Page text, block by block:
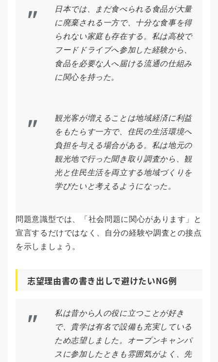
日本では、まだ食べられる食品が大量
に廃棄される一方で、十分な食事を得
られない家庭も存在する。私は高校で
フードドライブへ参加した経験から、
食品を必要な人へ届ける流通の仕組み
に関心を持った。
観光客が増えることは地域経済に利益
をもたらす一方で、住民の生活環境へ
負担を与える場合がある。私は地元の
観光地で行った聞き取り調査から、観
光と住民生活を両立する地域づくりを
学びたいと考えるようになった。
問題意識型では、「社会問題に関心があります」と
宣言するだけではなく、自分の経験や調査との接点
を示しましょう。
志望理由書の書き出しで避けたいNG例
私は昔から人の役に立つことが好き
で、貴学は有名で設備も充実している
ため志望しました。オープンキャンパ
スに参加したときも雰囲気がよく、先